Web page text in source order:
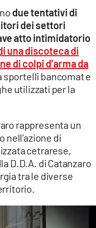
due tentativi di
dei settori
atto intimidatorio
una discoteca di
di colpi d’arma da
sportelli bancomat e
utilizzati per la
rappresenta un
di
cetrarese,
D.D.A. di Catanzaro
tra le diverse